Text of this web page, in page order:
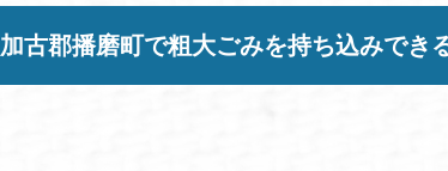
加古郡播磨町で粗大ごみを持ち込みでき